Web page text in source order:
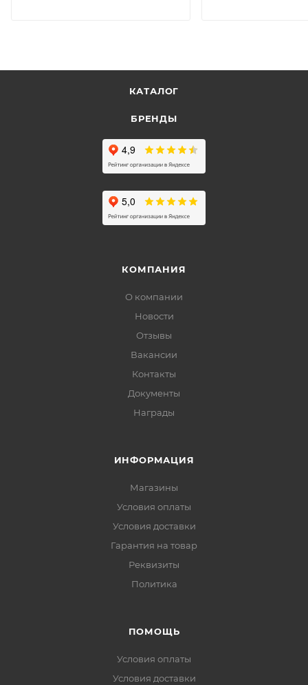
КАТАЛОГ
БРЕНДЫ
КОМПАНИЯ
О компании
Новости
Отзывы
Вакансии
Контакты
Документы
Награды
ИНФОРМАЦИЯ
Магазины
Условия оплаты
Условия доставки
Гарантия на товар
Реквизиты
Политика
ПОМОЩЬ
Условия оплаты
Условия доставки